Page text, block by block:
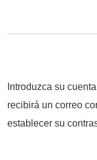
Introduzca su
recibirá un correo
establecer su